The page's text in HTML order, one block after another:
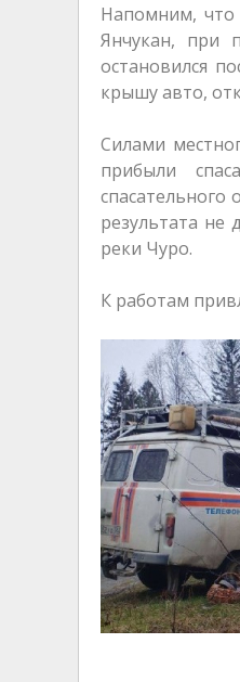
Напомним, что
Янчукан, при
остановился
крышу авто,
Силами
прибыли
спасательного
результата не
реки Чуро.
К работам